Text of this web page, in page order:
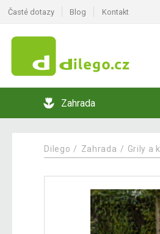
Časté dotazy Blog Kontakt
Zahrada
Dilego Zahrada Grily a